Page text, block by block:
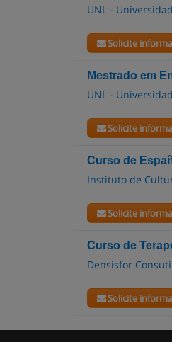
UNL -
Solicite
Mestrado em
UNL -
Solicite
Curso de
Instituto de
Solicite
Curso de
Densisfor
Solicite